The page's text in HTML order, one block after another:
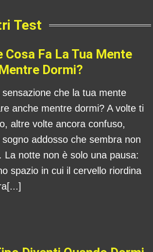
Test
Cosa Fa La Tua Mente
Dormi?
che la tua mente
anche mentre dormi? A volte ti
altre volte ancora confuso,
addosso che sembra non
La notte non è solo una pausa:
spazio in cui il cervello riordina